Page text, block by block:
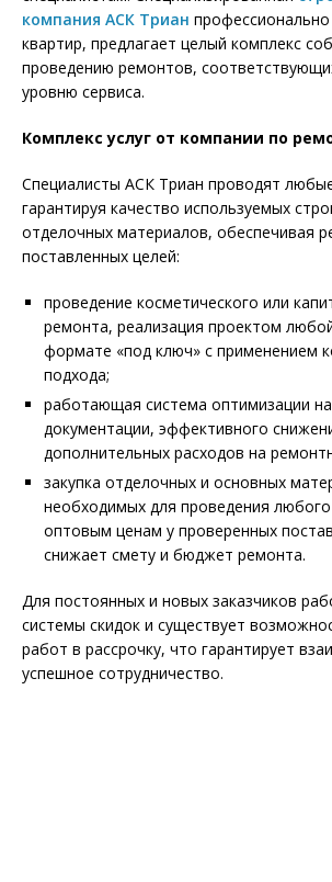
компания АСК Триан
квартир, предлагает целый комплекс
проведению ремонтов,
уровню сервиса.
Комплекс услуг от компании по
Специалисты АСК Триан проводят
гарантируя качество используемых
отделочных материалов, обеспечивая
поставленных целей:
проведение косметического или
ремонта, реализация проектом
формате «под ключ» с применением
подхода;
работающая система оптимизации
документации, эффективного
дополнительных расходов на
закупка отделочных и основных
необходимых для проведения
оптовым ценам у проверенных
снижает смету и бюджет ремонта.
Для постоянных и новых заказчиков
системы скидок и существует
работ в рассрочку, что гарантирует
успешное сотрудничество.